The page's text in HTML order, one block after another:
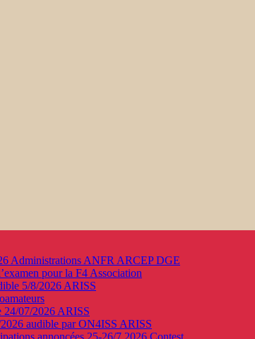
Administrations ANFR ARCEP DGE
pour la F4 Association
5/8/2026 ARISS
24/07/2026 ARISS
audible par ON4ISS ARISS
annoncées 25-26/7 2026 Contest